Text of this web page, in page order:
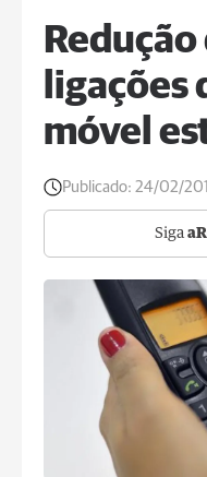
ligações
móvel
Publicado: 24/02/
Siga